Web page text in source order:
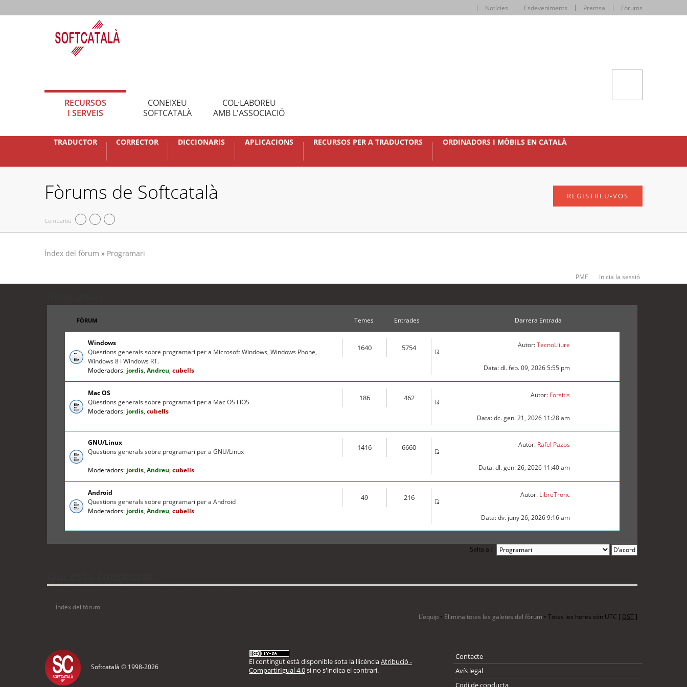
Notícies Esdeveniments Premsa Fòrums
RECURSOS
I SERVEIS
CONEIXEU
SOFTCATALÀ
COL·LABOREU
AMB L'ASSOCIACIÓ
TRADUCTOR CORRECTOR DICCIONARIS APLICACIONS RECURSOS PER A TRADUCTORS ORDINADORS I MÒBILS EN CATALÀ
Fòrums de Softcatalà
Compartiu
REGISTREU-VOS
Índex del fòrum » Programari
PMF Inicia la sessió
FÒRUM Temes Entrades Darrera Entrada
Windows
Qüestions generals sobre programari per a Microsoft Windows, Windows Phone,
Windows 8 i Windows RT.
Moderadors: jordis, Andreu, cubells
1640 5754 Autor:TecnoLliure
Data: dl. feb. 09, 2026 5:55 pm
Mac OS
Qüestions generals sobre programari per a Mac OS i iOS
Moderadors: jordis, cubells
186 462 Autor: Forsitis
Data: dc. gen. 21, 2026 11:28 am
GNU/Linux
Qüestions generals sobre programari per a GNU/Linux
Moderadors: jordis, Andreu, cubells
1416 6660 Autor: Rafel Pazos
Data: dl. gen. 26, 2026 11:40 am
Android
Qüestions generals sobre programari per a Android
Moderadors: jordis, Andreu, cubells
49 216 Autor: LibreTronc
Data: dv. juny 26, 2026 9:16 am
Salta a :
Índex del fòrum
L’equip • Elimina totes les galetes del fòrum • Totes les hores són UTC [ DST]
Softcatalà © 1998-2026
El contingut està disponible sota la llicènciaAtribució -
CompartirIgual 4.0si no s'indica el contrari.
Contacte
Avís legal
Codi de conducta